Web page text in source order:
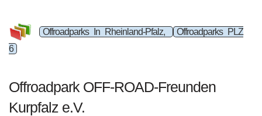
Offroadparks In Rheinland-Pfalz,
Offroadparks PLZ
6
Offroadpark OFF-ROAD-Freunden
Kurpfalz e.V.